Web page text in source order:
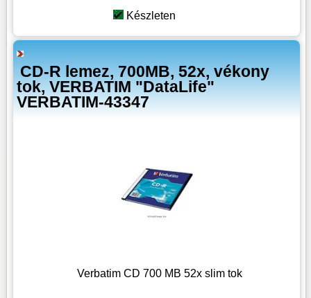
Készleten
CD-R lemez, 700MB, 52x, vékony
tok, VERBATIM "DataLife"
VERBATIM-43347
Verbatim CD 700 MB 52x slim tok